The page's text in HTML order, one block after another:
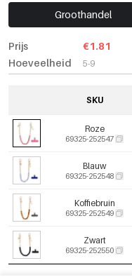
Groothandel
Prijs
Hoeveelheid
€1.81
5-9
SKU
Roze
69325-252547
Blauw
69325-252548
Koffiebruin
69325-252549
Zwart
69325-252550